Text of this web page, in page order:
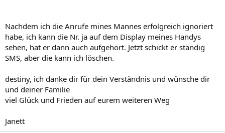
Nachdem ich die Anrufe mines Mannes erfolgreich ignoriert
habe, ich kann die Nr. ja auf dem Display meines Handys
sehen, hat er dann auch aufgehört. Jetzt schickt er ständig
SMS, aber die kann ich löschen.
destiny, ich danke dir für dein Verständnis und wünsche dir
und deiner Familie
viel Glück und Frieden auf eurem weiteren Weg
Janett